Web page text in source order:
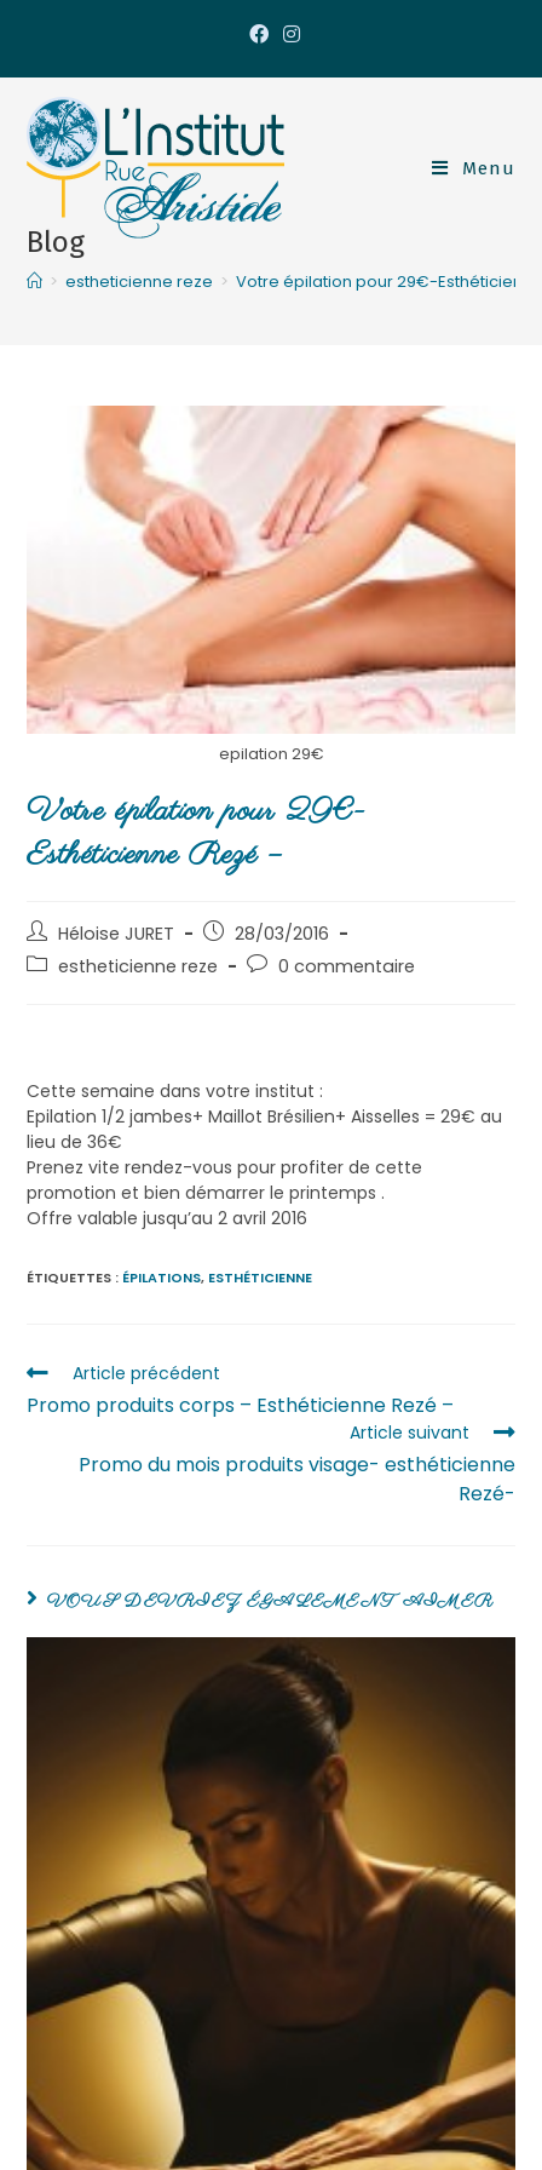
Menu
Blog
> estheticienne reze > Votre épilation pour 29€-
epilation 29€
Votre épilation pour 29€-
Esthéticienne Rezé –
Héloise JURET
28/03/2016
estheticienne reze
0 commentaire
Cette semaine dans votre institut :
Epilation 1/2 jambes+ Maillot Brésilien+ Aisselles = 29€ au
lieu de 36€
Prenez vite rendez-vous pour profiter de cette
promotion et bien démarrer le printemps .
Offre valable jusqu’au 2 avril 2016
ÉTIQUETTES : ÉPILATIONS, ESTHÉTICIENNE
Article précédent
Promo produits corps – Esthéticienne Rezé –
Article suivant
Promo du mois produits visage- esthéticienne
Rezé-
VOUS DEVRIEZ ÉGALEMENT AIMER